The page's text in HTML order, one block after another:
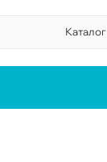
Каталог